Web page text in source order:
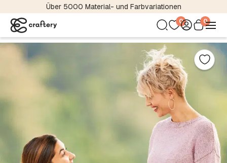
Über 5000 Material- und Farbvariationen
0 0